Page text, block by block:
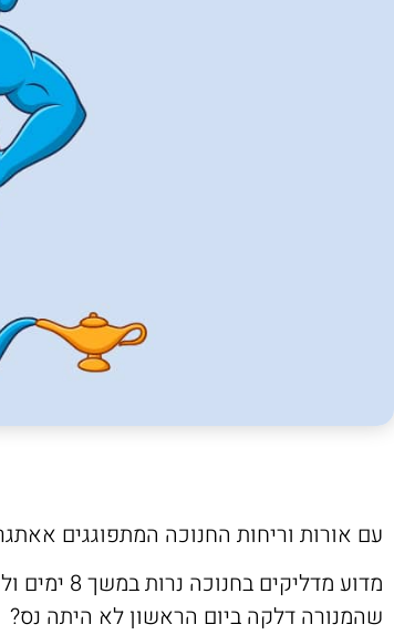
עם אורות וריחות החנוכה המתפוגגים
שהמנורה דלקה ביום הראשון לא היתה נס?